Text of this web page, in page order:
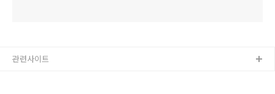
관련사이트